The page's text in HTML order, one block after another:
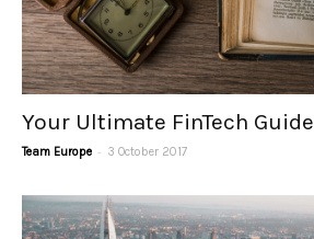
Your Ultimate FinTech Guide
Team Europe - 3 October 2017